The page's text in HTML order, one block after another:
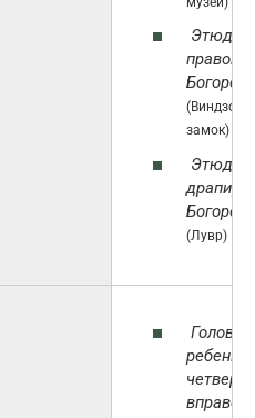
Этюд
правой
замок)
Этюд
(Лувр)
Голова
ребенка
четверти
вправо